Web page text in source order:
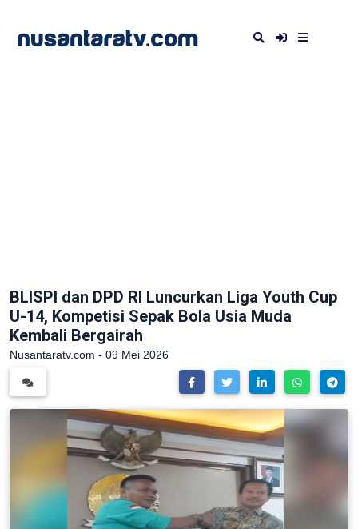
BLISPI dan DPD RI Luncurkan Liga Youth Cup
U-14, Kompetisi Sepak Bola Usia Muda
Kembali Bergairah
Nusantaratv.com - 09 Mei 2026